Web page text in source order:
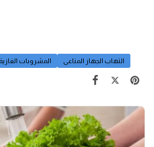
المشروبات الغازية التهاب الجهاز المناعى